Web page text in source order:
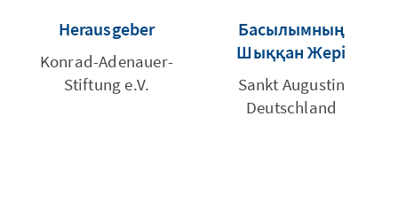
Herausgeber
Konrad-Adenauer-
Stiftung e.V.
Басылымның
Шыққан Жері
Sankt Augustin
Deutschland